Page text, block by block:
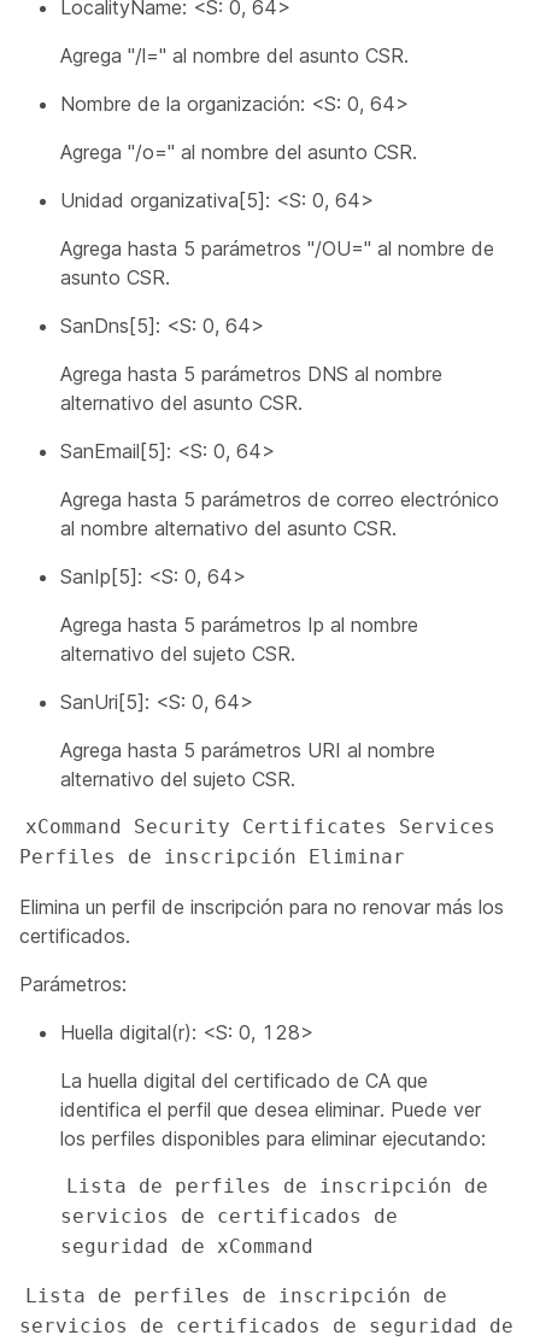
LocalityName: <S: 0, 64>
Agrega "/l=" al nombre del asunto CSR.
Nombre de la organización: <S: 0, 64>
Agrega "/o=" al nombre del asunto CSR.
Unidad organizativa[5]: <S: 0, 64>
Agrega hasta 5 parámetros "/OU=" al nombre de
asunto CSR.
SanDns[5]: <S: 0, 64>
Agrega hasta 5 parámetros DNS al nombre
alternativo del asunto CSR.
SanEmail[5]: <S: 0, 64>
Agrega hasta 5 parámetros de correo electrónico
al nombre alternativo del asunto CSR.
SanIp[5]: <S: 0, 64>
Agrega hasta 5 parámetros Ip al nombre
alternativo del sujeto CSR.
SanUri[5]: <S: 0, 64>
Agrega hasta 5 parámetros URI al nombre
alternativo del sujeto CSR.
xCommand Security Certificates Services
Perfiles de inscripción Eliminar
Elimina un perfil de inscripción para no renovar más los
certificados.
Parámetros:
Huella digital(r): <S: 0, 128>
La huella digital del certificado de CA que
identifica el perfil que desea eliminar. Puede ver
los perfiles disponibles para eliminar ejecutando:
Lista de perfiles de inscripción de
servicios de certificados de
seguridad de xCommand
Lista de perfiles de inscripción de
servicios de certificados de seguridad de